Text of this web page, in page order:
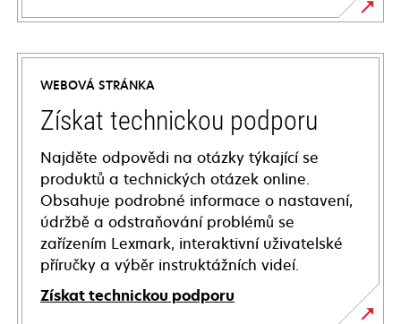
WEBOVÁ STRÁNKA
Získat technickou podporu
Najděte odpovědi na otázky týkající se
produktů a technických otázek online.
Obsahuje podrobné informace o nastavení,
údržbě a odstraňování problémů se
zařízením Lexmark, interaktivní uživatelské
příručky a výběr instruktážních videí.
Získat technickou podporu